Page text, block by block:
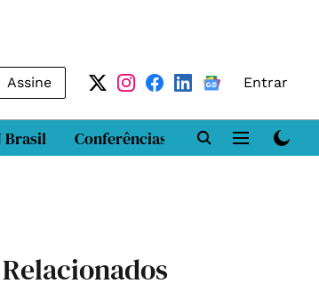
Assine Entrar
Brasil Conferências DN LAB